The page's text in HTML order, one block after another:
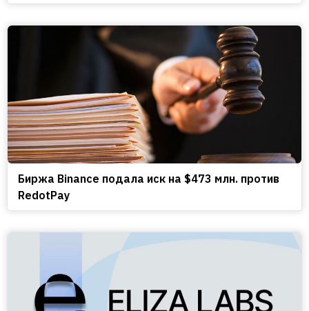
Биржа Binance подала иск на $473 млн. против
RedotPay